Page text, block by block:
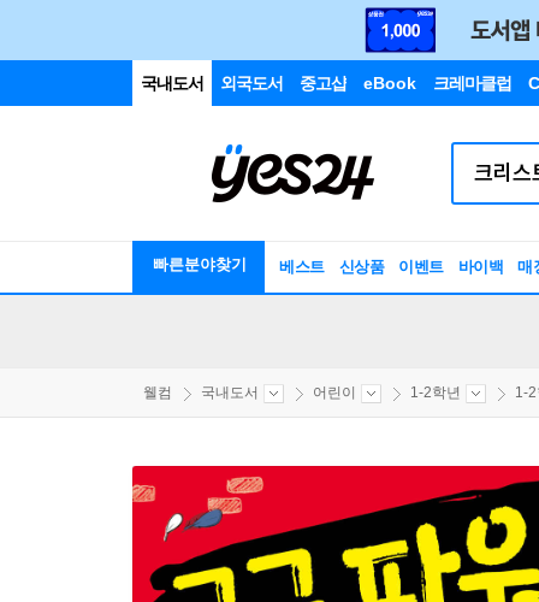
국내도서 외국도서 중고샵 eBook 크레마클럽
빠른분야찾기 베스트 신상품 이벤트 바이백 매
웰컴 국내도서 어린이 1-2학년 1-